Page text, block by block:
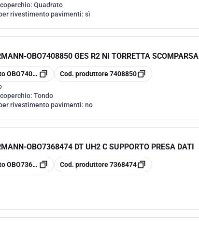
Quadrato
rivestimento pavimenti: sì
-OBO7408850 GES R2 NI TORRETTA SCOMPARSA
OBO7408850 copia
Cod. produttore7408850
Tondo
rivestimento pavimenti: no
-OBO7368474 DT UH2 C SUPPORTO PRESA DATI
OBO7368474 copia
Cod. produttore7368474